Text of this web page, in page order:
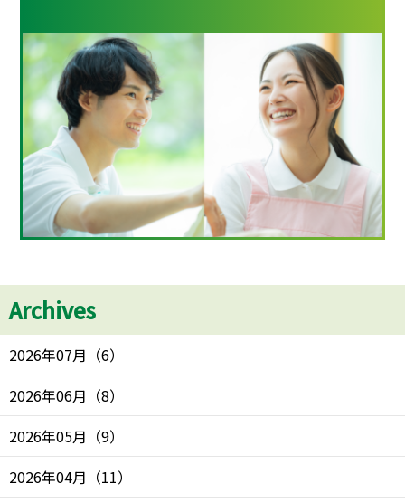
Archives
2026年07月 （6）
2026年06月 （8）
2026年05月 （9）
2026年04月 （11）